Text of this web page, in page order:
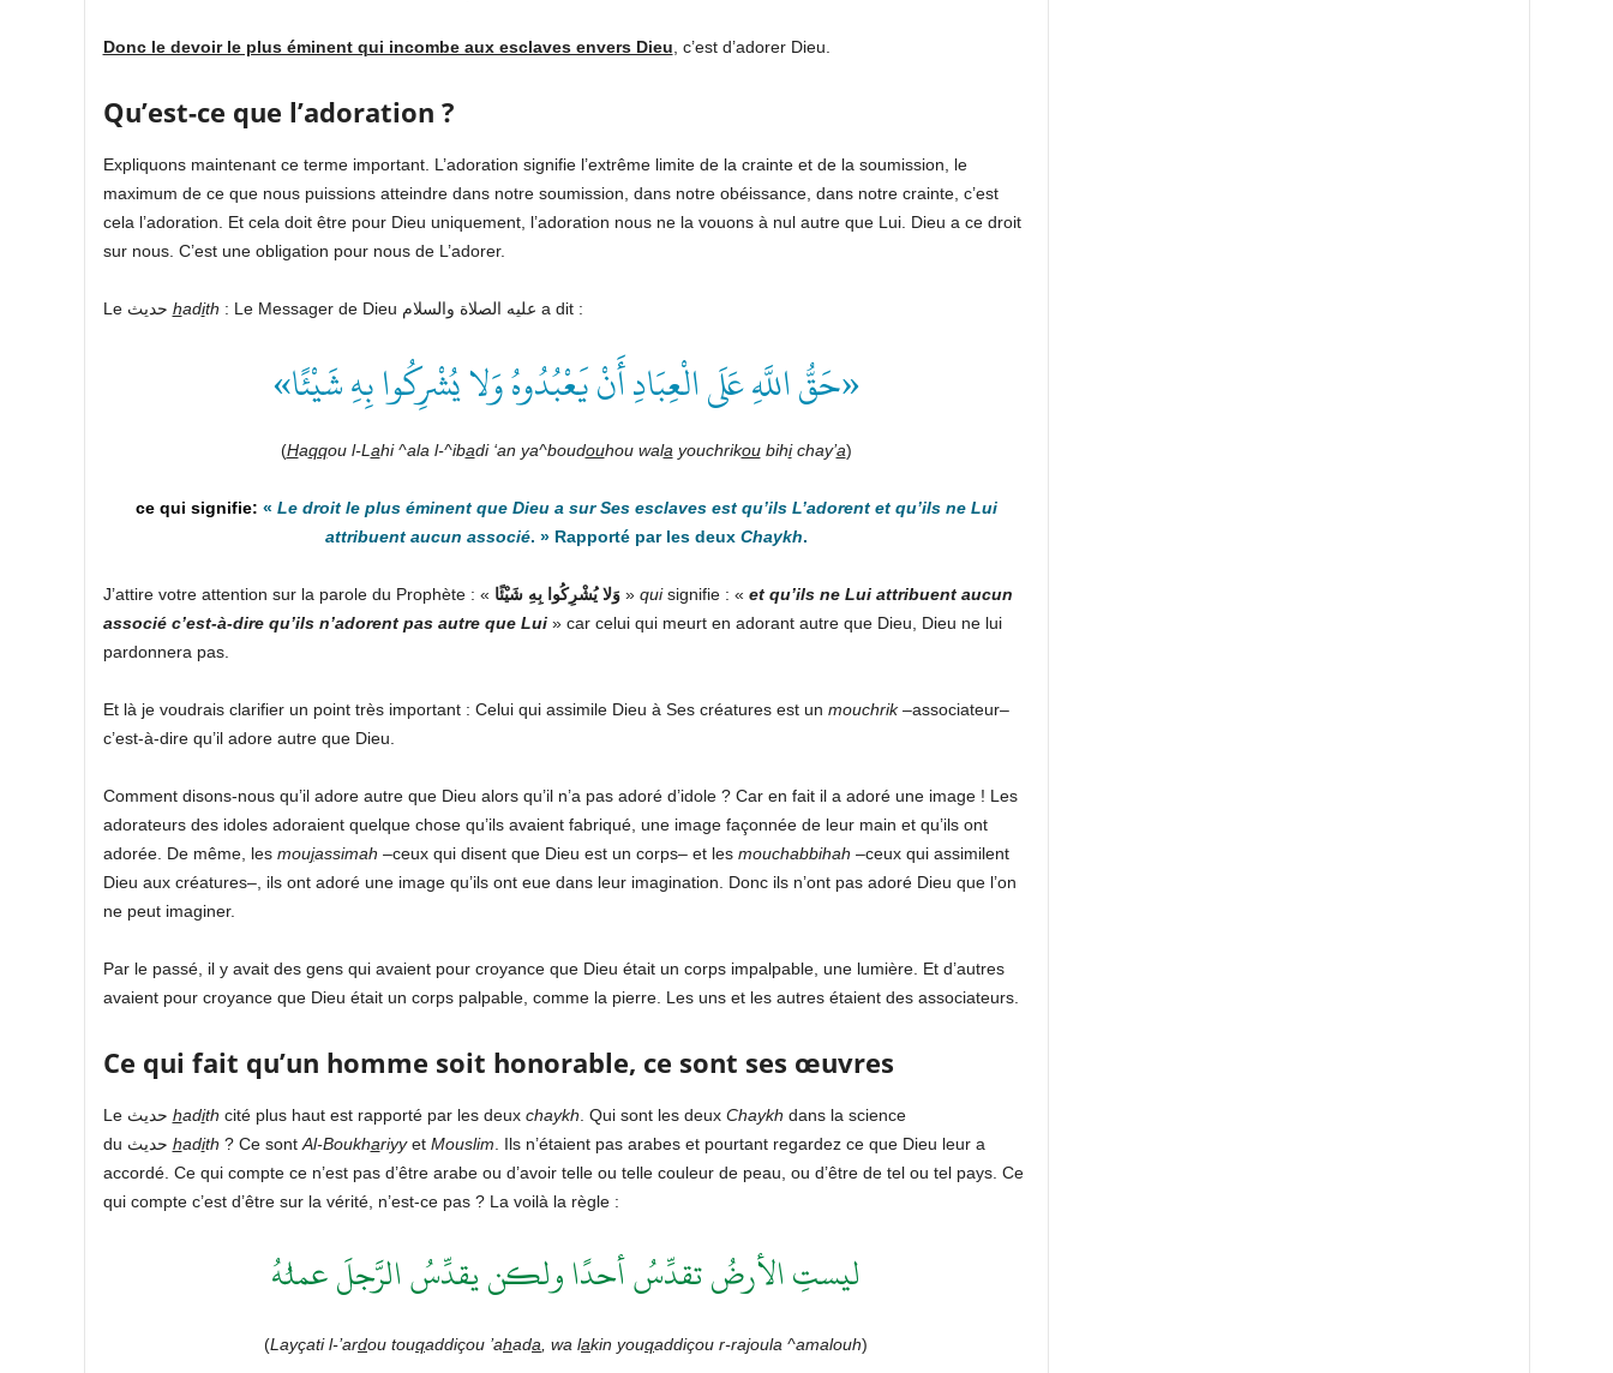
Donc le devoir le plus éminent qui incombe aux esclaves envers Dieu , c’est d’adorer Dieu.
Qu’est-ce que l’adoration ?
Expliquons maintenant ce terme important. L’adoration signifie l’extrême limite de la crainte et de la soumission, le
maximum de ce que nous puissions atteindre dans notre soumission, dans notre obéissance, dans notre crainte, c’est
cela l’adoration. Et cela doit être pour Dieu uniquement, l’adoration nous ne la vouons à nul autre que Lui. Dieu a ce droit
sur nous. C’est une obligation pour nous de L’adorer.
hadith : Le Messager de Dieu عليه الصلاة والسلام a dit :
«حَقُّ اللَّهِ عَلَى الْعِبَادِ أَنْ يَعْبُدُوهُ وَلا يُشْرِكُوا بِهِ شَيْئًا»
(Haqqou l-L ahi ^ala l-^ibadi ‘an ya^boudouhou wala youchrikoubihichay’a)
« Le droit le plus éminent que Dieu a sur Ses esclaves est qu’ils L’adorent et qu’ils ne Lui
attribuent aucun associé. » Rapporté par les deux Chaykh.
J’attire votre attention sur la parole du Prophète : « وَلا يُشْرِكُوا بِهِ شَيْئًا » quisignifie : « et qu’ils ne Lui attribuent aucun
associé c’est-à-dire qu’ils n’adorent pas autre que Lui» car celui qui meurt en adorant autre que Dieu, Dieu ne lui
pardonnera pas.
Et là je voudrais clarifier un point très important : Celui qui assimile Dieu à Ses créatures est un mouchrik–associateur–
c’est-à-dire qu’il adore autre que Dieu.
Comment disons-nous qu’il adore autre que Dieu alors qu’il n’a pas adoré d’idole ? Car en fait il a adoré une image ! Les
adorateurs des idoles adoraient quelque chose qu’ils avaient fabriqué, une image façonnée de leur main et qu’ils ont
adorée. De même, les moujassimah –ceux qui disent que Dieu est un corps– et les mouchabbihah –ceux qui assimilent
Dieu aux créatures–, ils ont adoré une image qu’ils ont eue dans leur imagination. Donc ils n’ont pas adoré Dieu que l’on
ne peut imaginer.
Par le passé, il y avait des gens qui avaient pour croyance que Dieu était un corps impalpable, une lumière. Et d’autres
avaient pour croyance que Dieu était un corps palpable, comme la pierre. Les uns et les autres étaient des associateurs.
Ce qui fait qu’un homme soit honorable, ce sont ses œuvres
hadith cité plus haut est rapporté par les deux chaykh . Qui sont les deux Chaykh dans la science
hadith ? Ce sont Al-Boukhariyyet Mouslim . Ils n’étaient pas arabes et pourtant regardez ce que Dieu leur a
accordé. Ce qui compte ce n’est pas d’être arabe ou d’avoir telle ou telle couleur de peau, ou d’être de tel ou tel pays. Ce
qui compte c’est d’être sur la vérité, n’est-ce pas ? La voilà la règle :
ليستِ الأرضُ تقدِّسُ أحدًا ولكن يقدِّسُ الرَّجلَ عملـُهُ
(Layçati l-’ardou touqaddiçou ’ahada, wa lakin youqaddiçou r-rajoula ^amalouh)